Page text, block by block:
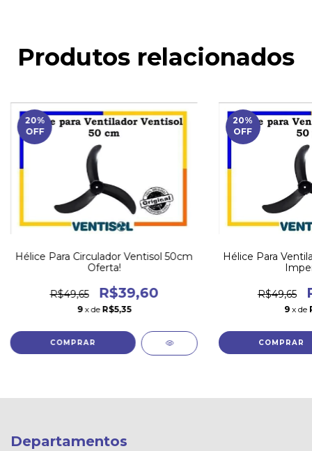
Produtos relacionados
20%
OFF
Hélice Para Circulador Ventisol 50cm
Oferta!
R$49,65 R$39,60
9 x de R$5,35
20%
OFF
Hélice Para
R$49,65
9 x de
Departamentos